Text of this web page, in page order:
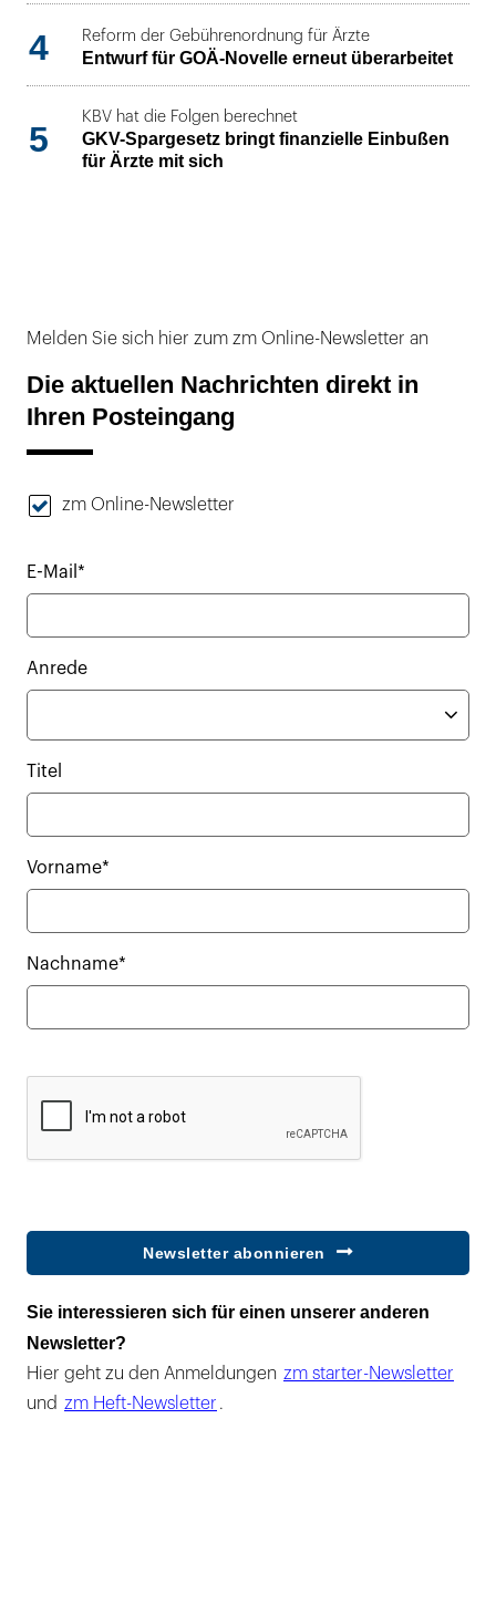
4 Reform der Gebührenordnung für Ärzte
Entwurf für GOÄ-Novelle erneut überarbeitet
5
KBV hat die Folgen berechnet
GKV-Spargesetz bringt finanzielle Einbußen
für Ärzte mit sich
Melden Sie sich hier zum zm Online-Newsletter an
Die aktuellen Nachrichten direkt in
Ihren Posteingang
zm Online-Newsletter
E-Mail*
Anrede
Titel
Vorname*
Nachname*
Newsletter abonnieren
Sie interessieren sich für einen unserer anderen
Newsletter?
Hier geht zu den Anmeldungen zm starter-Newsletter
und zm Heft-Newsletter .